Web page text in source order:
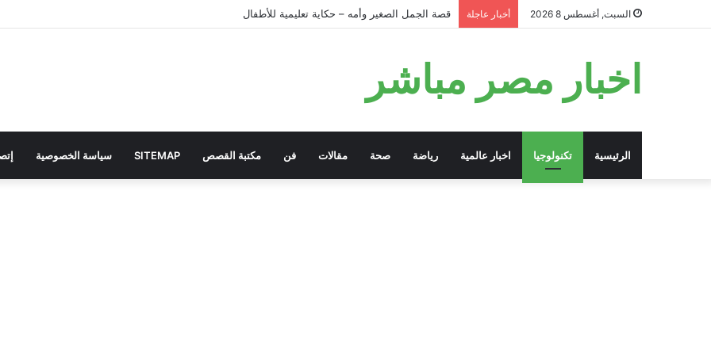
السبت, أغسطس 8 2026 أخبار عاجلة قصة الجمل الصغير وأمه – حكاية تعليمية للأطفال
اخبار مصر مباشر
الرئيسية تكنولوجيا اخبار عالمية رياضة صحة مقالات فن مكتبة القصص SITEMAP سياسة الخصوصية